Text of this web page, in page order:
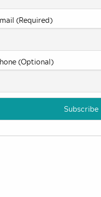
(Required)
(Optional)